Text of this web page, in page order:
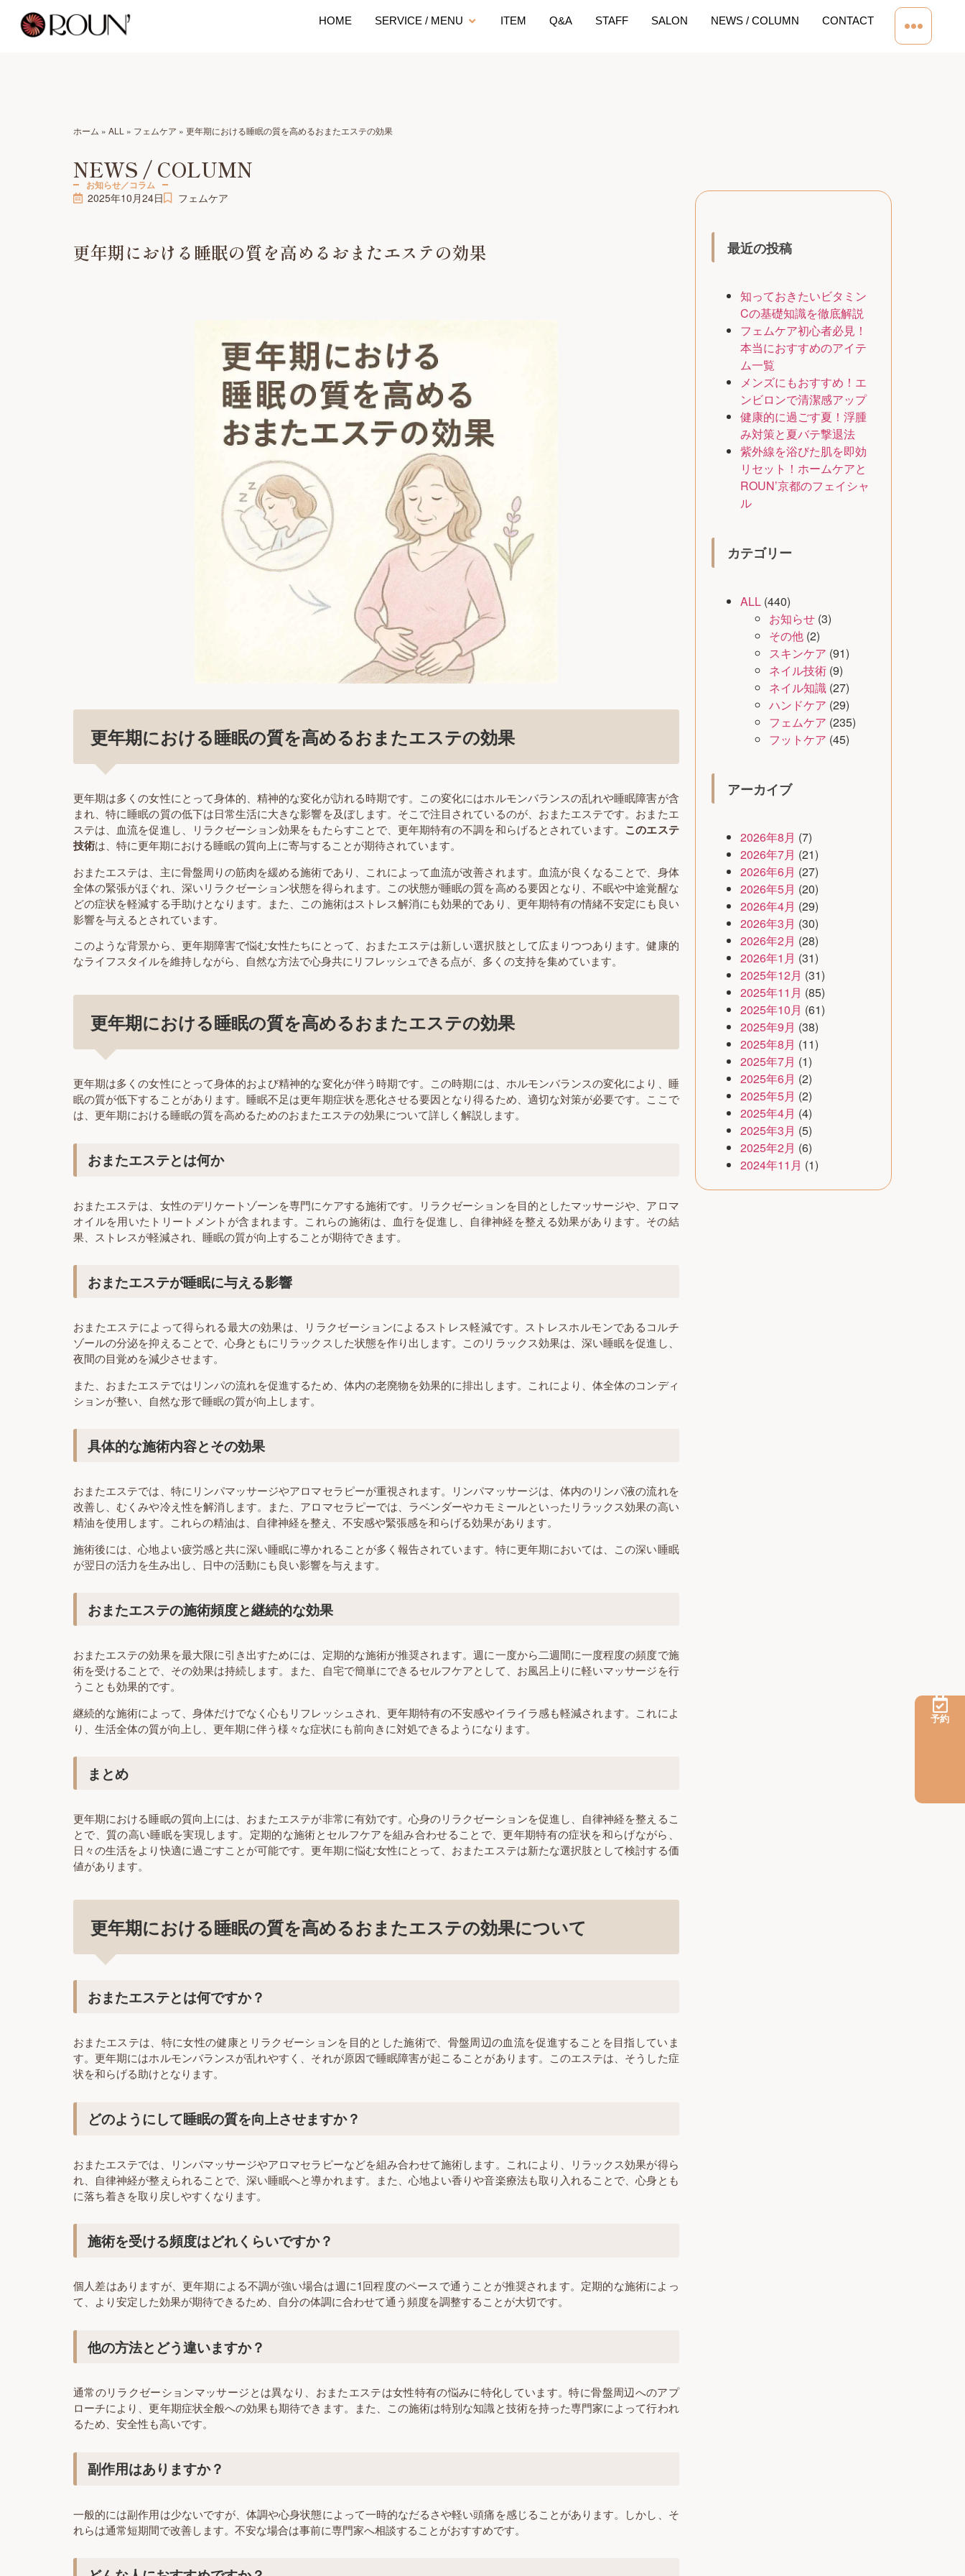
HOME SERVICE / MENU ITEM Q&A STAFF SALON NEWS / COLUMN CONTACT
ホーム » ALL » フェムケア » 更年期における睡眠の質を高めるおまたエステの効果
NEWS / COLUMN
お知らせ／コラム
2025年10月24日 フェムケア
更年期における睡眠の質を高めるおまたエステの効果
更年期における睡眠の質を高めるおまたエステの効果
更年期は多くの女性にとって身体的、精神的な変化が訪れる時期です。この変化にはホルモンバランスの乱れや睡眠障害が含
まれ、特に睡眠の質の低下は日常生活に大きな影響を及ぼします。そこで注目されているのが、おまたエステです。おまたエ
ステは、血流を促進し、リラクゼーション効果をもたらすことで、更年期特有の不調を和らげるとされています。 このエステ
技術は、特に更年期における睡眠の質向上に寄与することが期待されています。
おまたエステは、主に骨盤周りの筋肉を緩める施術であり、これによって血流が改善されます。血流が良くなることで、身体
全体の緊張がほぐれ、深いリラクゼーション状態を得られます。この状態が睡眠の質を高める要因となり、不眠や中途覚醒な
どの症状を軽減する手助けとなります。また、この施術はストレス解消にも効果的であり、更年期特有の情緒不安定にも良い
影響を与えるとされています。
このような背景から、更年期障害で悩む女性たちにとって、おまたエステは新しい選択肢として広まりつつあります。健康的
なライフスタイルを維持しながら、自然な方法で心身共にリフレッシュできる点が、多くの支持を集めています。
更年期における睡眠の質を高めるおまたエステの効果
更年期は多くの女性にとって身体的および精神的な変化が伴う時期です。この時期には、ホルモンバランスの変化により、睡
眠の質が低下することがあります。睡眠不足は更年期症状を悪化させる要因となり得るため、適切な対策が必要です。ここで
は、更年期における睡眠の質を高めるためのおまたエステの効果について詳しく解説します。
おまたエステとは何か
おまたエステは、女性のデリケートゾーンを専門にケアする施術です。リラクゼーションを目的としたマッサージや、アロマ
オイルを用いたトリートメントが含まれます。これらの施術は、血行を促進し、自律神経を整える効果があります。その結
果、ストレスが軽減され、睡眠の質が向上することが期待できます。
おまたエステが睡眠に与える影響
おまたエステによって得られる最大の効果は、リラクゼーションによるストレス軽減です。ストレスホルモンであるコルチ
ゾールの分泌を抑えることで、心身ともにリラックスした状態を作り出します。このリラックス効果は、深い睡眠を促進し、
夜間の目覚めを減少させます。
また、おまたエステではリンパの流れを促進するため、体内の老廃物を効果的に排出します。これにより、体全体のコンディ
ションが整い、自然な形で睡眠の質が向上します。
具体的な施術内容とその効果
おまたエステでは、特にリンパマッサージやアロマセラピーが重視されます。リンパマッサージは、体内のリンパ液の流れを
改善し、むくみや冷え性を解消します。また、アロマセラピーでは、ラベンダーやカモミールといったリラックス効果の高い
精油を使用します。これらの精油は、自律神経を整え、不安感や緊張感を和らげる効果があります。
施術後には、心地よい疲労感と共に深い睡眠に導かれることが多く報告されています。特に更年期においては、この深い睡眠
が翌日の活力を生み出し、日中の活動にも良い影響を与えます。
おまたエステの施術頻度と継続的な効果
おまたエステの効果を最大限に引き出すためには、定期的な施術が推奨されます。週に一度から二週間に一度程度の頻度で施
術を受けることで、その効果は持続します。また、自宅で簡単にできるセルフケアとして、お風呂上りに軽いマッサージを行
うことも効果的です。
継続的な施術によって、身体だけでなく心もリフレッシュされ、更年期特有の不安感やイライラ感も軽減されます。これによ
り、生活全体の質が向上し、更年期に伴う様々な症状にも前向きに対処できるようになります。
まとめ
更年期における睡眠の質向上には、おまたエステが非常に有効です。心身のリラクゼーションを促進し、自律神経を整えるこ
とで、質の高い睡眠を実現します。定期的な施術とセルフケアを組み合わせることで、更年期特有の症状を和らげながら、
日々の生活をより快適に過ごすことが可能です。更年期に悩む女性にとって、おまたエステは新たな選択肢として検討する価
値があります。
更年期における睡眠の質を高めるおまたエステの効果について
おまたエステとは何ですか？
おまたエステは、特に女性の健康とリラクゼーションを目的とした施術で、骨盤周辺の血流を促進することを目指していま
す。更年期にはホルモンバランスが乱れやすく、それが原因で睡眠障害が起こることがあります。このエステは、そうした症
状を和らげる助けとなります。
どのようにして睡眠の質を向上させますか？
おまたエステでは、リンパマッサージやアロマセラピーなどを組み合わせて施術します。これにより、リラックス効果が得ら
れ、自律神経が整えられることで、深い睡眠へと導かれます。また、心地よい香りや音楽療法も取り入れることで、心身とも
に落ち着きを取り戻しやすくなります。
施術を受ける頻度はどれくらいですか？
個人差はありますが、更年期による不調が強い場合は週に1回程度のペースで通うことが推奨されます。定期的な施術によっ
て、より安定した効果が期待できるため、自分の体調に合わせて通う頻度を調整することが大切です。
他の方法とどう違いますか？
通常のリラクゼーションマッサージとは異なり、おまたエステは女性特有の悩みに特化しています。特に骨盤周辺へのアプ
ローチにより、更年期症状全般への効果も期待できます。また、この施術は特別な知識と技術を持った専門家によって行われ
るため、安全性も高いです。
副作用はありますか？
一般的には副作用は少ないですが、体調や心身状態によって一時的なだるさや軽い頭痛を感じることがあります。しかし、そ
れらは通常短期間で改善します。不安な場合は事前に専門家へ相談することがおすすめです。
最近の投稿
知っておきたいビタミン
Cの基礎知識を徹底解説
フェムケア初心者必見！
本当におすすめのアイテ
ム一覧
メンズにもおすすめ！エ
ンビロンで清潔感アップ
健康的に過ごす夏！浮腫
み対策と夏バテ撃退法
紫外線を浴びた肌を即効
リセット！ホームケアと
ROUN’京都のフェイシャ
ル
カテゴリー
ALL (440)
お知らせ (3)
その他 (2)
スキンケア (91)
ネイル技術 (9)
ネイル知識 (27)
ハンドケア (29)
フェムケア (235)
フットケア (45)
アーカイブ
2026年8月 (7)
2026年7月 (21)
2026年6月 (27)
2026年5月 (20)
2026年4月 (29)
2026年3月 (30)
2026年2月 (28)
2026年1月 (31)
2025年12月 (31)
2025年11月 (85)
2025年10月 (61)
2025年9月 (38)
2025年8月 (11)
2025年7月 (1)
2025年6月 (2)
2025年5月 (2)
2025年4月 (4)
2025年3月 (5)
2025年2月 (6)
2024年11月 (1)
予約